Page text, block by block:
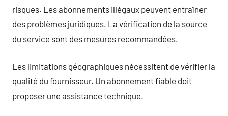
risques. Les abonnements illégaux peuvent entraîner
des problèmes juridiques. La vérification de la source
du service sont des mesures recommandées.
Les limitations géographiques nécessitent de vérifier la
qualité du fournisseur. Un abonnement fiable doit
proposer une assistance technique.